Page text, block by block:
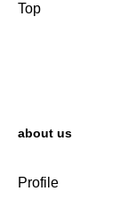
Top
about us
Profile